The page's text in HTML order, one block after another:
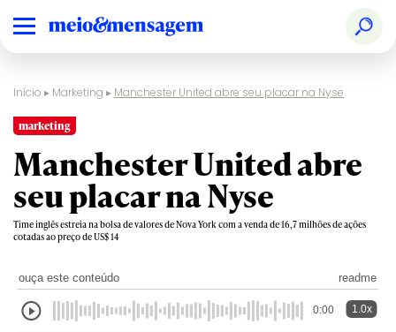
Início ▸ Marketing ▸ Manchester United abre seu placar na Nyse
marketing
Manchester United abre
seu placar na Nyse
Time inglês estreia na bolsa de valores de Nova York com a venda de 16,7 milhões de ações
cotadas ao preço de US$ 14
ouça este conteúdo readme
0:00 1.0x